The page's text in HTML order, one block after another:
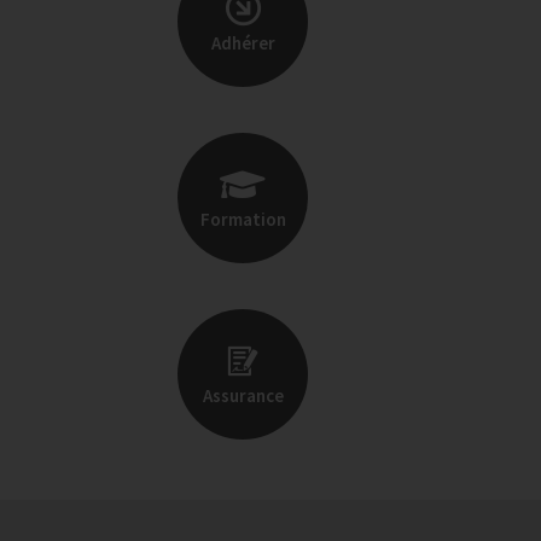
Adhérer
Formation
Assurance